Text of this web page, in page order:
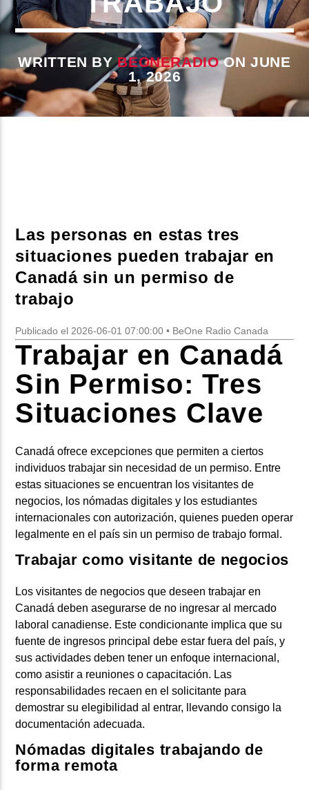
CURRENT SHOW
BALADAS ROMÁNTICAS
4:00 AM 6:00 AM
WRITTEN BYBEONERADIOON JUNE
1, 2026
Las personas en estas tres
situaciones pueden trabajar en
Canadá sin un permiso de
trabajo
Publicado el 2026-06-01 07:00:00 • BeOne Radio Canada
Trabajar en Canadá
Sin Permiso: Tres
Situaciones Clave
Canadá ofrece excepciones que permiten a ciertos
individuos trabajar sin necesidad de un permiso. Entre
estas situaciones se encuentran los visitantes de
negocios, los nómadas digitales y los estudiantes
internacionales con autorización, quienes pueden operar
legalmente en el país sin un permiso de trabajo formal.
Trabajar como visitante de negocios
Los visitantes de negocios que deseen trabajar en
Canadá deben asegurarse de no ingresar al mercado
laboral canadiense. Este condicionante implica que su
fuente de ingresos principal debe estar fuera del país, y
sus actividades deben tener un enfoque internacional,
como asistir a reuniones o capacitación. Las
responsabilidades recaen en el solicitante para
demostrar su elegibilidad al entrar, llevando consigo la
documentación adecuada.
Nómadas digitales trabajando de
forma remota